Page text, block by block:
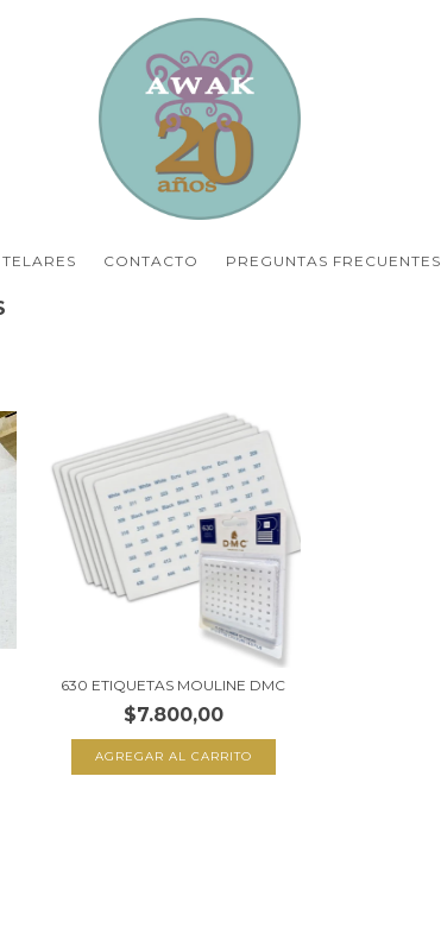
TELARES CONTACTO PREGUNTAS FRECUENTES
630 ETIQUETAS MOULINE DMC
$7.800,00